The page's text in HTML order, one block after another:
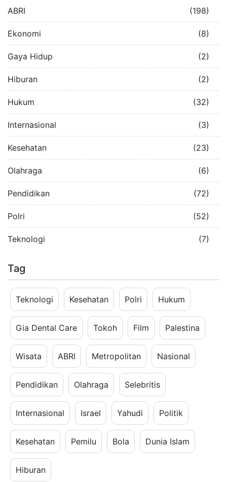
ABRI (198)
Ekonomi (8)
Gaya Hidup (2)
Hiburan (2)
Hukum (32)
Internasional (3)
Kesehatan (23)
Olahraga (6)
Pendidikan (72)
Polri (52)
Teknologi (7)
Tag
Teknologi Kesehatan Polri Hukum
Gia Dental Care Tokoh Film Palestina
Wisata ABRI Metropolitan Nasional
Pendidikan Olahraga Selebritis
Internasional Israel Yahudi Politik
Kesehatan Pemilu Bola Dunia Islam
Hiburan